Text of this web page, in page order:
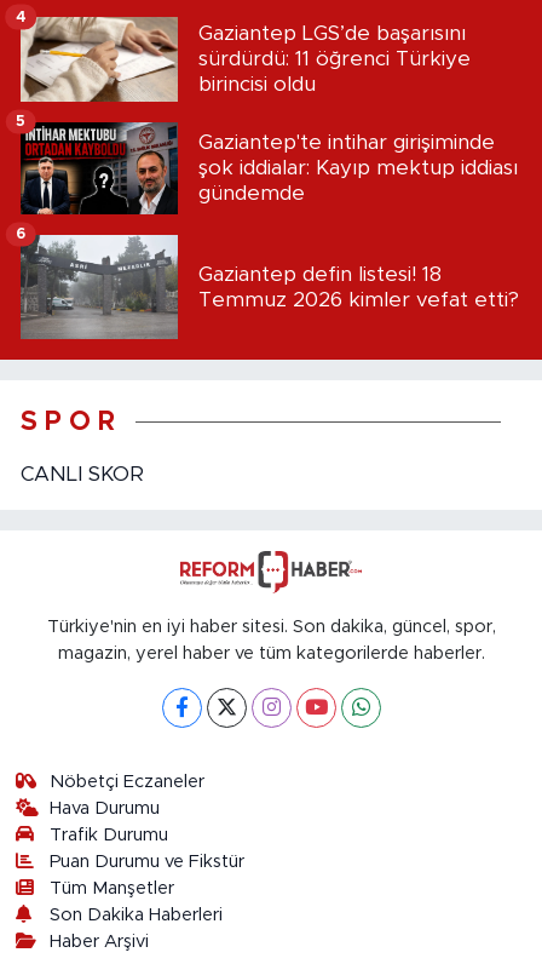
Gaziantep LGS’de başarısını
sürdürdü: 11 öğrenci Türkiye
birincisi oldu
4
Gaziantep'te intihar girişiminde
şok iddialar: Kayıp mektup iddiası
gündemde
5
Gaziantep defin listesi! 18
Temmuz 2026 kimler vefat etti?
6
S P O R
CANLI SKOR
Türkiye'nin en iyi haber sitesi. Son dakika, güncel, spor,
magazin, yerel haber ve tüm kategorilerde haberler.
Nöbetçi Eczaneler
Hava Durumu
Trafik Durumu
Puan Durumu ve Fikstür
Tüm Manşetler
Son Dakika Haberleri
Haber Arşivi